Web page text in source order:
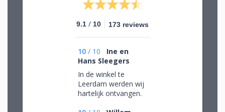
9.1 / 10 173 reviews
10 / 10
Ine en
Hans Sleegers
In de winkel te
Leerdam werden wij
hartelijk ontvangen.